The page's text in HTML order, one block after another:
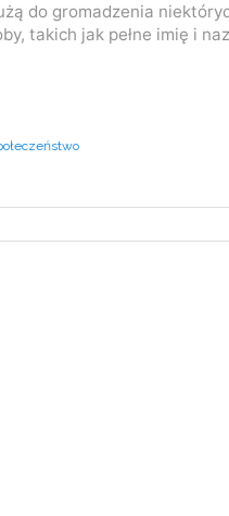
do gromadzenia
takich jak pełne imię i